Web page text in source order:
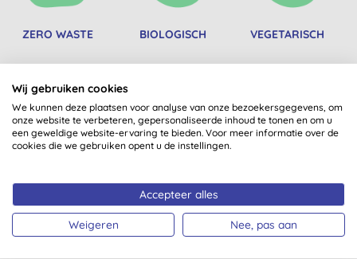
ZERO WASTE BIOLOGISCH VEGETARISCH
WOMEN-OWNED
MERKEN
KORAALVRIENDELIJK
MICROPLASTIC
VRIJ
Wij gebruiken cookies
We kunnen deze plaatsen voor analyse van onze bezoekersgegevens, om
onze website te verbeteren, gepersonaliseerde inhoud te tonen en om u
een geweldige website-ervaring te bieden. Voor meer informatie over de
cookies die we gebruiken opent u de instellingen.
Accepteer alles
Weigeren Nee, pas aan